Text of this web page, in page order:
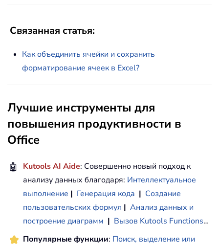
Связанная статья:
Как объединить ячейки и сохранить
форматирование ячеек в Excel?
Лучшие инструменты для
повышения продуктивности в
Office
🤖 Kutools AI Aide: Совершенно новый подход к
анализу данных благодаря: Интеллектуальное
выполнение | Генерация кода | Создание
пользовательских формул | Анализ данных и
построение диаграмм | Вызов Kutools Functions…
Популярные функции: Поиск, выделение или